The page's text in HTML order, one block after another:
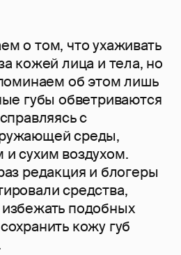
о том, что ухаживать
кожей лица и тела, но
об этом лишь
губы обветриваются
с
среды,
сухим воздухом.
редакция и блогеры
средства,
подобных
кожу губ